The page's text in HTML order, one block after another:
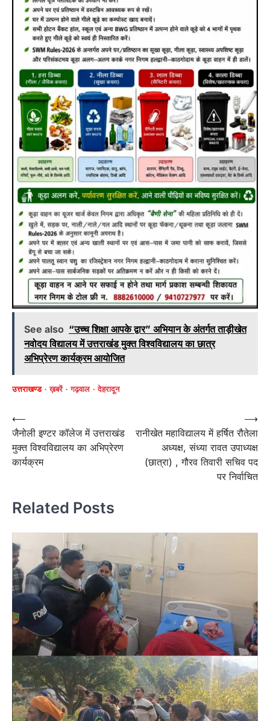
See also “उच्च शिक्षा आपके द्वार” अभियान के अंतर्गत ताड़ीखेत
नवोदय विद्यालय में उत्तराखंड मुक्त विश्वविद्यालय का छात्र
अभिप्रेरण कार्यक्रम आयोजित
उत्तराखण्ड ख़बरें गढ़वाल देहरादून
Post
navigation
⟵
जैनोली इण्टर कॉलेज में उत्तराखंड
मुक्त विश्वविद्यालय का अभिप्रेरण
कार्यक्रम
रानीखेत महाविद्यालय में हर्षित रौतेला
अध्यक्ष, संध्या रावत उपाध्यक्ष
(छात्रा) , गौरव तिवारी सचिव पद
पर निर्वाचित
⟶
Related Posts